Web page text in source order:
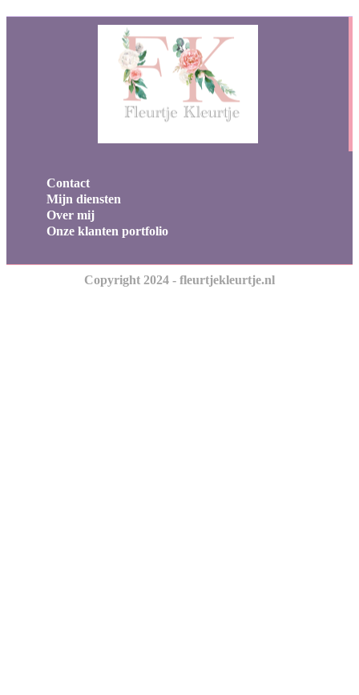
Contact
Mijn diensten
Over mij
Onze klanten portfolio
Copyright 2024 - fleurtjekleurtje.nl